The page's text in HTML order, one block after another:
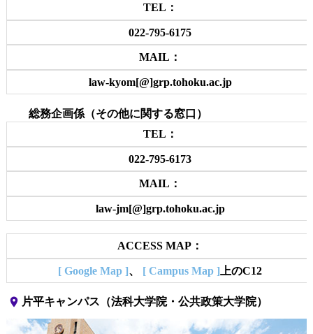
TEL：
022-795-6175
MAIL：
law-kyom[@]grp.tohoku.ac.jp
総務企画係（その他に関する窓口）
TEL：
022-795-6173
MAIL：
law-jm[@]grp.tohoku.ac.jp
ACCESS MAP：
[ Google Map ]、 [ Campus Map ] 上のC12
place 片平キャンパス（法科大学院・公共政策大学院）